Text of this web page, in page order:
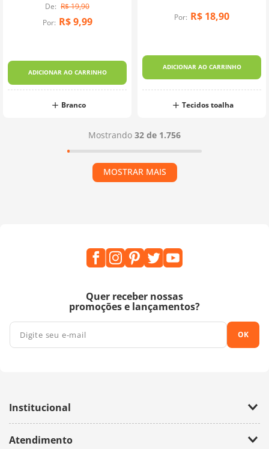
R$19,90
Por: R$ 9,99
ADICIONAR AO CARRINHO
Branco
Por: R$ 18,90
ADICIONAR AO CARRINHO
Tecidos toalha
Mostrando 32 de 1.756
MOSTRAR MAIS
Quer receber nossas
promoções e lançamentos?
OK
Institucional
Trabalhe Conosco
Atendimento